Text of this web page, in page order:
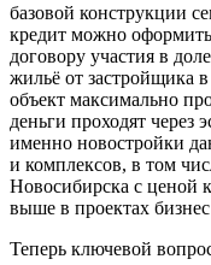
базовой конструкции
кредит можно
договору участия в
жильё от застройщика
объект максимально
деньги проходят через
именно новостройки
и комплексов, в том
Новосибирска с ценой
выше в проектах бизнес
Теперь ключевой